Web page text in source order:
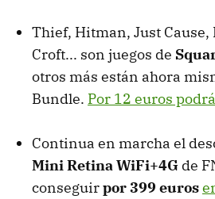
Thief, Hitman, Just Cause,
Croft... son juegos de
otros más están ahora
Bundle. Por 12 euros
Continua en marcha el
Mini Retina WiFi+4G de
conseguirpor 399 euros